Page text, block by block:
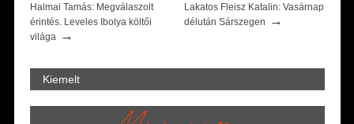
Halmai Tamás: Megválaszolt
érintés. Leveles Ibolya költői
világa
→
Lakatos Fleisz Katalin: Vasárnap
délután Sárszegen
→
Kiemelt